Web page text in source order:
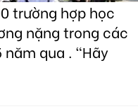
trường hợp học
nặng trong các
qua . "Hãy